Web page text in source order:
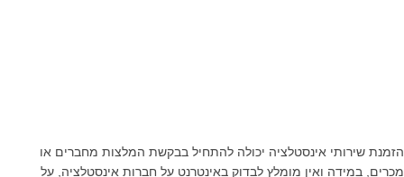
הזמנת שירותי אינסטלציה יכולה להתחיל בבקשת המלצות מחברים או
מכרים, במידה ואין מומלץ לבדוק באינטרנט על חברות אינסטלציה, על